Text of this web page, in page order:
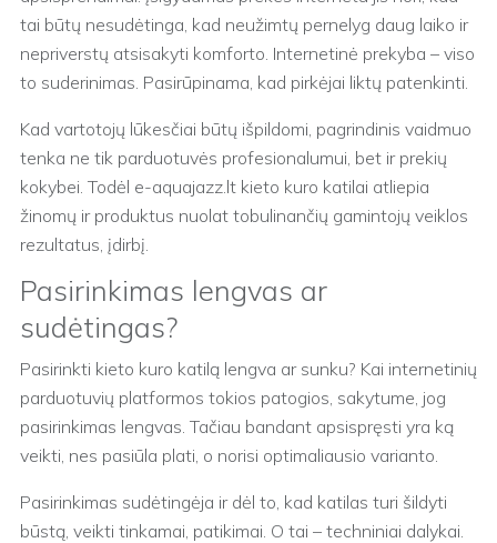
tai būtų nesudėtinga, kad neužimtų pernelyg daug laiko ir
nepriverstų atsisakyti komforto. Internetinė prekyba – viso
to suderinimas. Pasirūpinama, kad pirkėjai liktų patenkinti.
Kad vartotojų lūkesčiai būtų išpildomi, pagrindinis vaidmuo
tenka ne tik parduotuvės profesionalumui, bet ir prekių
kokybei. Todėl e-aquajazz.lt kieto kuro katilai atliepia
žinomų ir produktus nuolat tobulinančių gamintojų veiklos
rezultatus, įdirbį.
Pasirinkimas lengvas ar
sudėtingas?
Pasirinkti kieto kuro katilą lengva ar sunku? Kai internetinių
parduotuvių platformos tokios patogios, sakytume, jog
pasirinkimas lengvas. Tačiau bandant apsispręsti yra ką
veikti, nes pasiūla plati, o norisi optimaliausio varianto.
Pasirinkimas sudėtingėja ir dėl to, kad katilas turi šildyti
būstą, veikti tinkamai, patikimai. O tai – techniniai dalykai.